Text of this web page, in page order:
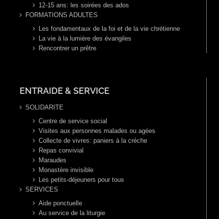
12-15 ans: les soirées des ados
FORMATIONS ADULTES
Les fondamentaux de la foi et de la vie chrétienne
La vie à la lumière des évangiles
Rencontrer un prêtre
ENTRAIDE & SERVICE
SOLIDARITE
Centre de service social
Visites aux personnes malades ou agées
Collecte de vivres: paniers à la crèche
Repas convivial
Maraudes
Monastère invisible
Les petits-déjeuners pour tous
SERVICES
Aide ponctuelle
Au service de la liturgie